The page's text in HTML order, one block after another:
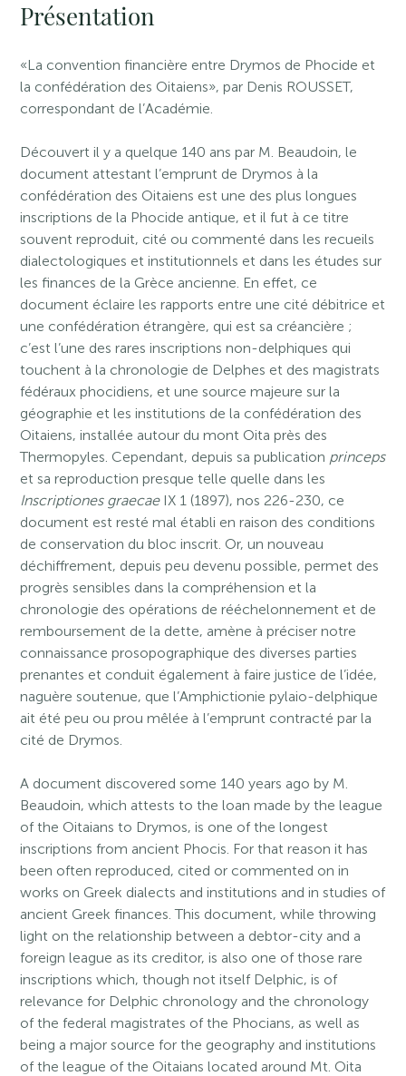
Présentation
«La convention financière entre Drymos de Phocide et
la confédération des Oitaiens», par Denis ROUSSET,
correspondant de l’Académie.
Découvert il y a quelque 140 ans par M. Beaudoin, le
document attestant l’emprunt de Drymos à la
confédération des Oitaiens est une des plus longues
inscriptions de la Phocide antique, et il fut à ce titre
souvent reproduit, cité ou commenté dans les recueils
dialectologiques et institutionnels et dans les études sur
les finances de la Grèce ancienne. En effet, ce
document éclaire les rapports entre une cité débitrice et
une confédération étrangère, qui est sa créancière ;
c’est l’une des rares inscriptions non-delphiques qui
touchent à la chronologie de Delphes et des magistrats
fédéraux phocidiens, et une source majeure sur la
géographie et les institutions de la confédération des
Oitaiens, installée autour du mont Oita près des
Thermopyles. Cependant, depuis sa publication princeps
et sa reproduction presque telle quelle dans les
Inscriptiones graecaeIX 1 (1897), nos 226-230, ce
document est resté mal établi en raison des conditions
de conservation du bloc inscrit. Or, un nouveau
déchiffrement, depuis peu devenu possible, permet des
progrès sensibles dans la compréhension et la
chronologie des opérations de rééchelonnement et de
remboursement de la dette, amène à préciser notre
connaissance prosopographique des diverses parties
prenantes et conduit également à faire justice de l’idée,
naguère soutenue, que l’Amphictionie pylaio-delphique
ait été peu ou prou mêlée à l’emprunt contracté par la
cité de Drymos.
A document discovered some 140 years ago by M.
Beaudoin, which attests to the loan made by the league
of the Oitaians to Drymos, is one of the longest
inscriptions from ancient Phocis. For that reason it has
been often reproduced, cited or commented on in
works on Greek dialects and institutions and in studies of
ancient Greek finances. This document, while throwing
light on the relationship between a debtor-city and a
foreign league as its creditor, is also one of those rare
inscriptions which, though not itself Delphic, is of
relevance for Delphic chronology and the chronology
of the federal magistrates of the Phocians, as well as
being a major source for the geography and institutions
of the league of the Oitaians located around Mt. Oita